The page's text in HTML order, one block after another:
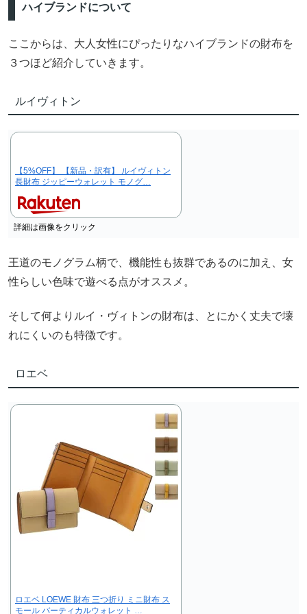
ハイブランドについて
ここからは、大人女性にぴったりなハイブランドの財布を
３つほど紹介していきます。
ルイヴィトン
【5%OFF】 【新品・訳有】 ルイヴィトン
長財布 ジッピーウォレット モノグ…
詳細は画像をクリック
王道のモノグラム柄で、機能性も抜群であるのに加え、女
性らしい色味で遊べる点がオススメ。
そして何よりルイ・ヴィトンの財布は、とにかく丈夫で壊
れにくいのも特徴です。
ロエベ
ロエベ LOEWE 財布 三つ折り ミニ財布 ス
モール バーティカルウォレット …